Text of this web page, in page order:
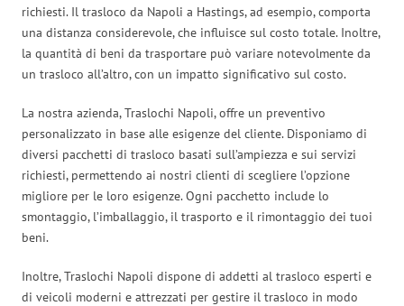
richiesti. Il trasloco da Napoli a Hastings, ad esempio, comporta
una distanza considerevole, che influisce sul costo totale. Inoltre,
la quantità di beni da trasportare può variare notevolmente da
un trasloco all’altro, con un impatto significativo sul costo.
La nostra azienda, Traslochi Napoli, offre un preventivo
personalizzato in base alle esigenze del cliente. Disponiamo di
diversi pacchetti di trasloco basati sull’ampiezza e sui servizi
richiesti, permettendo ai nostri clienti di scegliere l’opzione
migliore per le loro esigenze. Ogni pacchetto include lo
smontaggio, l’imballaggio, il trasporto e il rimontaggio dei tuoi
beni.
Inoltre, Traslochi Napoli dispone di addetti al trasloco esperti e
di veicoli moderni e attrezzati per gestire il trasloco in modo